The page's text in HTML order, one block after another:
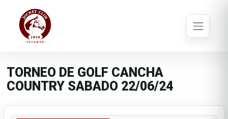
TORNEO DE GOLF CANCHA
COUNTRY SABADO 22/06/24